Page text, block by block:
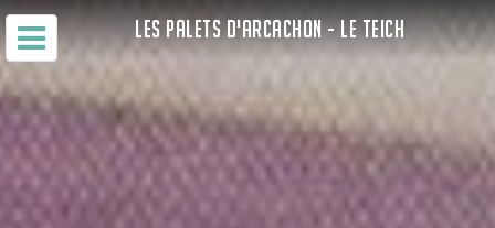
LES PALETS D'ARCACHON - LE TEICH